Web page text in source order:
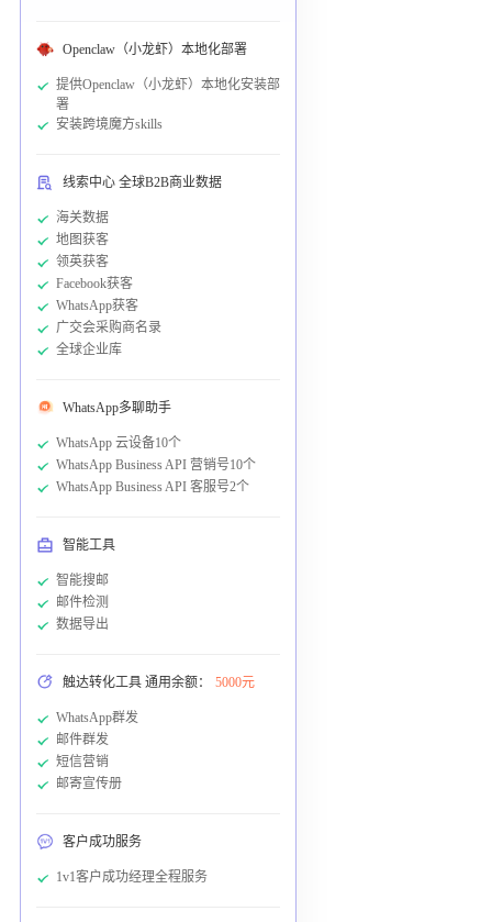
Openclaw（小龙虾）本地化部署
提供Openclaw（小龙虾）本地化安装部
署
安装跨境魔方skills
线索中心 全球B2B商业数据
海关数据
地图获客
领英获客
Facebook获客
WhatsApp获客
广交会采购商名录
全球企业库
WhatsApp多聊助手
WhatsApp 云设备10个
WhatsApp Business API 营销号10个
WhatsApp Business API 客服号2个
智能工具
智能搜邮
邮件检测
数据导出
触达转化工具 通用余额： 5000元
WhatsApp群发
邮件群发
短信营销
邮寄宣传册
客户成功服务
1v1客户成功经理全程服务